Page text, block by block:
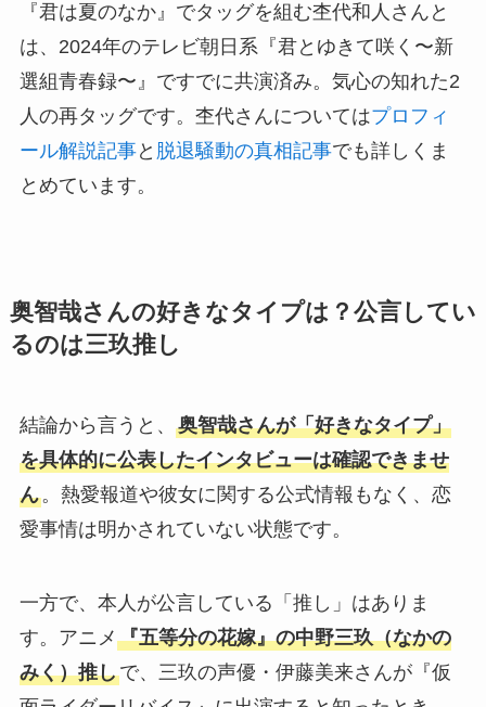
『君は夏のなか』でタッグを組む杢代和人さんと
は、2024年のテレビ朝日系『君とゆきて咲く〜新
選組青春録〜』ですでに共演済み。気心の知れた2
人の再タッグです。杢代さんについてはプロフィ
ール解説記事と 脱退騒動の真相記事でも詳しくま
とめています。
奥智哉さんの好きなタイプは？公言してい
るのは三玖推し
結論から言うと、 奥智哉さんが「好きなタイプ」
を具体的に公表したインタビューは確認できませ
ん。熱愛報道や彼女に関する公式情報もなく、恋
愛事情は明かされていない状態です。
一方で、本人が公言している「推し」はありま
す。アニメ 『五等分の花嫁』の中野三玖（なかの
みく）推しで、三玖の声優・伊藤美来さんが『仮